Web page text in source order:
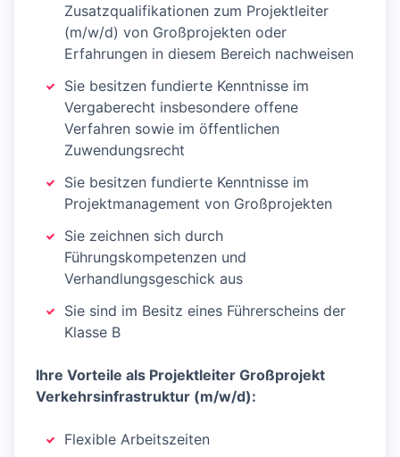
Zusatzqualifikationen zum Projektleiter
(m/w/d) von Großprojekten oder
Erfahrungen in diesem Bereich nachweisen
Sie besitzen fundierte Kenntnisse im
Vergaberecht insbesondere offene
Verfahren sowie im öffentlichen
Zuwendungsrecht
Sie besitzen fundierte Kenntnisse im
Projektmanagement von Großprojekten
Sie zeichnen sich durch
Führungskompetenzen und
Verhandlungsgeschick aus
Sie sind im Besitz eines Führerscheins der
Klasse B
Ihre Vorteile als Projektleiter Großprojekt
Verkehrsinfrastruktur (m/w/d):
Flexible Arbeitszeiten